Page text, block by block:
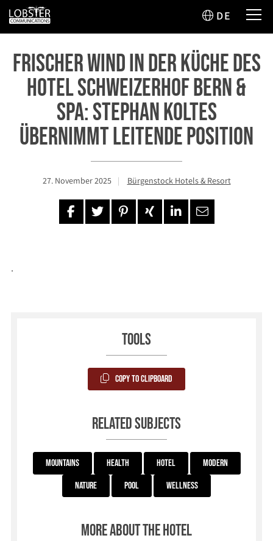
DE
Frischer Wind in der Küche des
Hotel Schweizerhof Bern &
Spa: Stephan Koltes
übernimmt leitende Position
27. November 2025 Bürgenstock Hotels & Resort
.
Tools
Copy to Clipboard
Related subjects
Mountains Health Hotel
Modern
Nature
Pool Wellness
More about the hotel